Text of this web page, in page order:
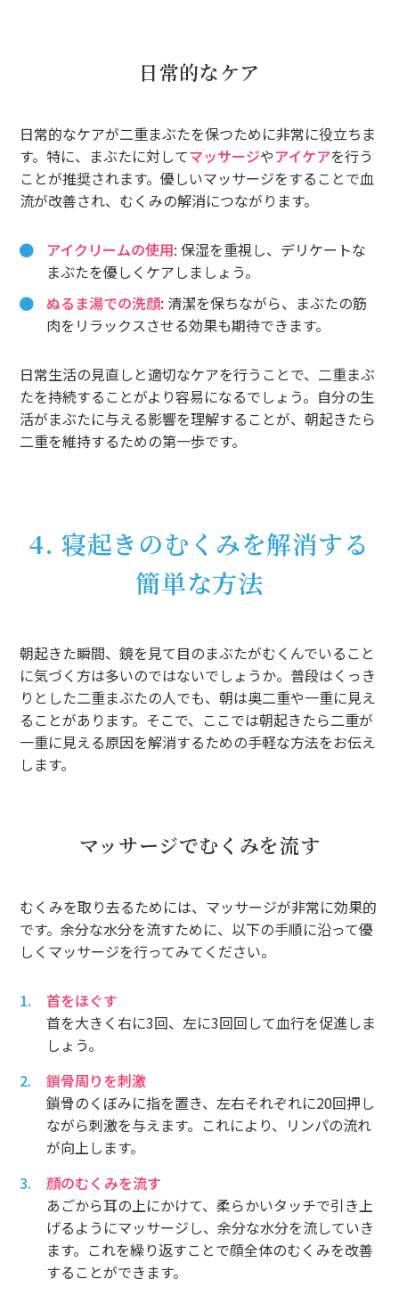
日常的なケア
日常的なケアが二重まぶたを保つために非常に役立ちま
す。特に、まぶたに対してマッサージやアイケアを行う
ことが推奨されます。優しいマッサージをすることで血
流が改善され、むくみの解消につながります。
アイクリームの使用: 保湿を重視し、デリケートな
まぶたを優しくケアしましょう。
ぬるま湯での洗顔: 清潔を保ちながら、まぶたの筋
肉をリラックスさせる効果も期待できます。
日常生活の見直しと適切なケアを行うことで、二重まぶ
たを持続することがより容易になるでしょう。自分の生
活がまぶたに与える影響を理解することが、朝起きたら
二重を維持するための第一歩です。
4. 寝起きのむくみを解消する
簡単な方法
朝起きた瞬間、鏡を見て目のまぶたがむくんでいること
に気づく方は多いのではないでしょうか。普段はくっき
りとした二重まぶたの人でも、朝は奥二重や一重に見え
ることがあります。そこで、ここでは朝起きたら二重が
一重に見える原因を解消するための手軽な方法をお伝え
します。
マッサージでむくみを流す
むくみを取り去るためには、マッサージが非常に効果的
です。余分な水分を流すために、以下の手順に沿って優
しくマッサージを行ってみてください。
首をほぐす
首を大きく右に3回、左に3回回して血行を促進しま
しょう。
鎖骨周りを刺激
鎖骨のくぼみに指を置き、左右それぞれに20回押し
ながら刺激を与えます。これにより、リンパの流れ
が向上します。
顔のむくみを流す
あごから耳の上にかけて、柔らかいタッチで引き上
げるようにマッサージし、余分な水分を流していき
ます。これを繰り返すことで顔全体のむくみを改善
することができます。